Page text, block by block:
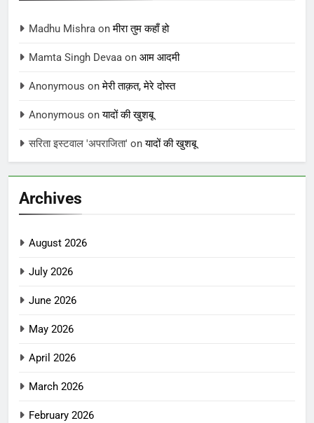
Madhu Mishra onमीरा तुम कहाँ हो
Mamta Singh Devaa on आम आदमी
Anonymous onमेरी ताक़त, मेरे दोस्त
Anonymous onयादों की खुशबू
सरिता इस्टवाल 'अपराजिता' onयादों की खुशबू
Archives
August 2026
July 2026
June 2026
May 2026
April 2026
March 2026
February 2026